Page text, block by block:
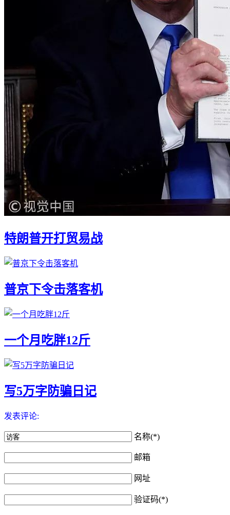
特朗普开打贸易战
普京下令击落客机
一个月吃胖12斤
写5万字防骗日记
发表评论:
名称(*)
邮箱
网址
验证码(*)